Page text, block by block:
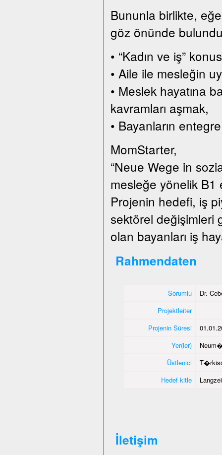
Bununla birlikte,
göz önünde
• “Kadın ve iş”
• Aile ile mesleğin
• Meslek hayatına
kavramları aşmak,
• Bayanların
MomStarter,
“Neue Wege in
mesleğe yönelik B1
Projenin hedefi, iş
sektörel değişimleri
olan bayanları iş
Rahmendaten
Sorumlu
Dr.
Projektleiter
Projenin Süresi
Yer(ler)
Üstlenici
Hedef kitle
İletişim